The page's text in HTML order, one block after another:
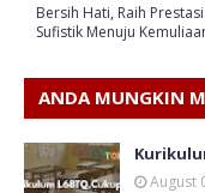
Bersih Hati, Raih
Sufistik Menuju
ANDA MUNGKIN
August